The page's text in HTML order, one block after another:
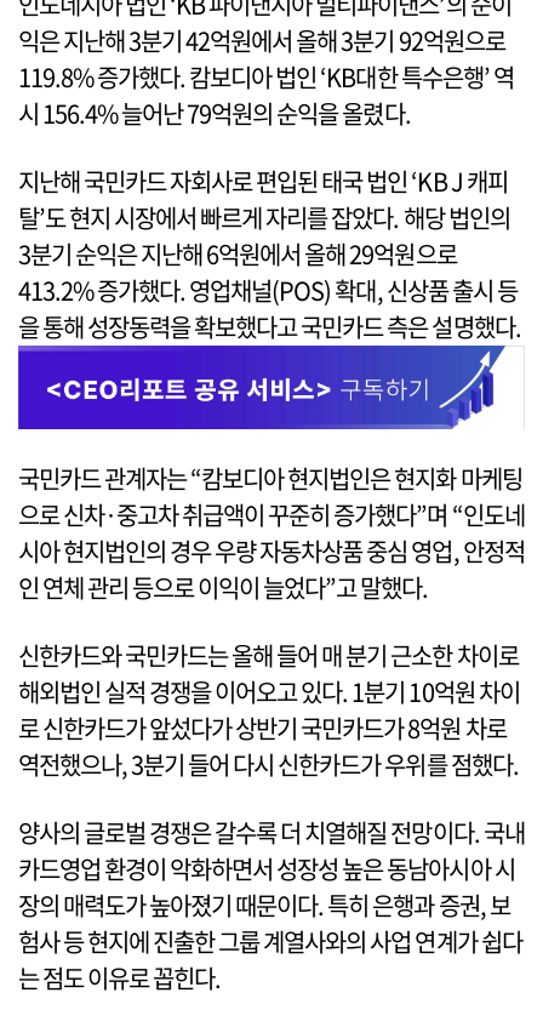
익은 지난해 3분기 42억원에서 올해 3분기 92억원으로
119.8% 증가했다. 캄보디아 법인 ‘KB대한 특수은행’ 역
시 156.4% 늘어난 79억원의 순익을 올렸다.
지난해 국민카드 자회사로 편입된 태국 법인 ‘KB J 캐피
탈’도 현지 시장에서 빠르게 자리를 잡았다. 해당 법인의
3분기 순익은 지난해 6억원에서 올해 29억원으로
413.2% 증가했다. 영업채널(POS) 확대, 신상품 출시 등
을 통해 성장동력을 확보했다고 국민카드 측은 설명했다.
국민카드 관계자는 “캄보디아 현지법인은 현지화 마케팅
으로 신차·중고차 취급액이 꾸준히 증가했다”며 “인도네
시아 현지법인의 경우 우량 자동차상품 중심 영업, 안정적
인 연체 관리 등으로 이익이 늘었다”고 말했다.
신한카드와 국민카드는 올해 들어 매 분기 근소한 차이로
해외법인 실적 경쟁을 이어오고 있다. 1분기 10억원 차이
로 신한카드가 앞섰다가 상반기 국민카드가 8억원 차로
역전했으나, 3분기 들어 다시 신한카드가 우위를 점했다.
양사의 글로벌 경쟁은 갈수록 더 치열해질 전망이다. 국내
카드영업 환경이 악화하면서 성장성 높은 동남아시아 시
장의 매력도가 높아졌기 때문이다. 특히 은행과 증권, 보
험사 등 현지에 진출한 그룹 계열사와의 사업 연계가 쉽다
는 점도 이유로 꼽힌다.